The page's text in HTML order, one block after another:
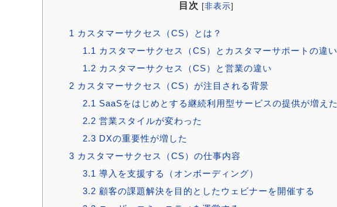
目次 [非表示]
1 カスタマーサクセス（CS）とは？
1.1 カスタマーサクセス（CS）とカスタマーサポートの違い
1.2 カスタマーサクセス（CS）と営業の違い
2 カスタマーサクセス（CS）が注目される背景
2.1 SaaSをはじめとする継続利用型サービスの提供が増えた
2.2 営業スタイルが変わった
2.3 DXの重要性が増した
3 カスタマーサクセス（CS）の仕事内容
3.1 導入を支援する（オンボーディング）
3.2 顧客の課題解決を目的としたウェビナーを開催する